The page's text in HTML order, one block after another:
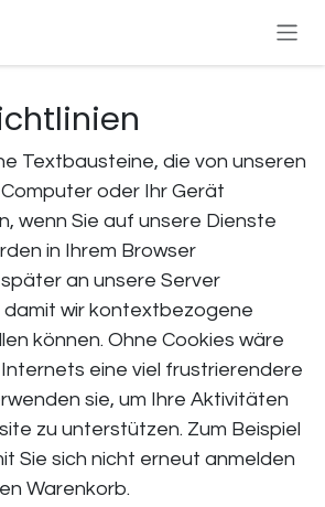
Textbausteine, die von unseren
oder Ihr Gerät
wenn Sie auf unsere Dienste
in Ihrem Browser
an unsere Server
damit wir kontextbezogene
können. Ohne Cookies wäre
eine viel frustrierendere
sie, um Ihre Aktivitäten
zu unterstützen. Zum Beispiel
Sie sich nicht erneut anmelden
Warenkorb.